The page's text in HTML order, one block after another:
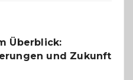
Überblick:
und Zukunft